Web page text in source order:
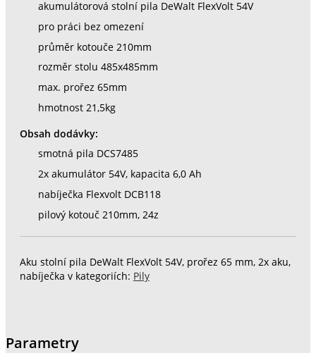
akumulátorová stolní pila DeWalt FlexVolt 54V
pro práci bez omezení
průměr kotouče 210mm
rozměr stolu 485x485mm
max. prořez 65mm
hmotnost 21,5kg
Obsah dodávky:
smotná pila DCS7485
2x akumulátor 54V, kapacita 6,0 Ah
nabíječka Flexvolt DCB118
pilový kotouč 210mm, 24z
Aku stolní pila DeWalt FlexVolt 54V, prořez 65 mm, 2x aku,
nabíječka v kategoriích: Pily
Parametry